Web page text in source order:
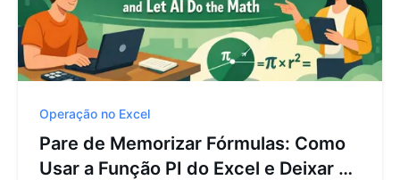
Operação no Excel
Pare de Memorizar Fórmulas: Como
Usar a Função PI do Excel e Deixar a